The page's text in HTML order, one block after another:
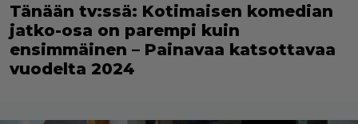
Tänään tv:ssä: Kotimaisen komedian
jatko-osa on parempi kuin
ensimmäinen – Painavaa katsottavaa
vuodelta 2024